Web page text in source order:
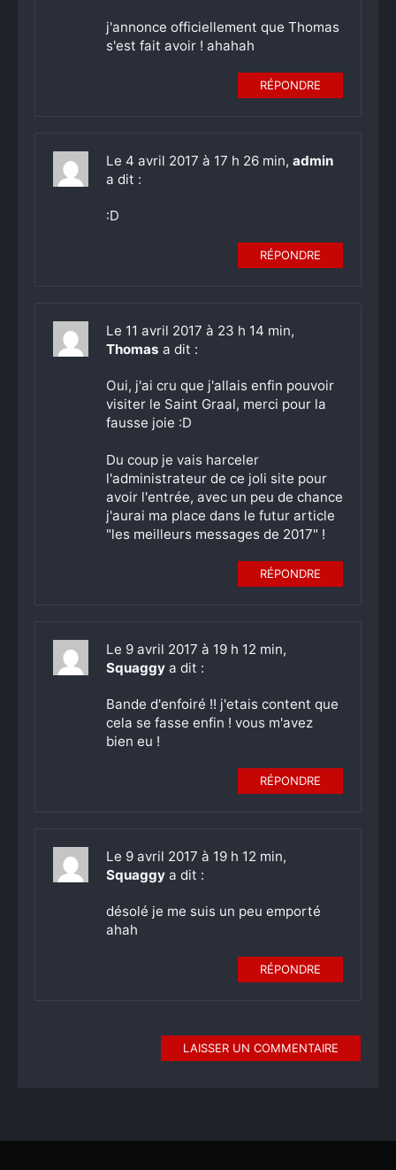
j'annonce officiellement que Thomas
s'est fait avoir ! ahahah
RÉPONDRE
Le 4 avril 2017 à 17 h 26 min, admin
a dit :
:D
RÉPONDRE
Le 11 avril 2017 à 23 h 14 min,
Thomas a dit :
Oui, j'ai cru que j'allais enfin pouvoir
visiter le Saint Graal, merci pour la
fausse joie :D
Du coup je vais harceler
l'administrateur de ce joli site pour
avoir l'entrée, avec un peu de chance
j'aurai ma place dans le futur article
"les meilleurs messages de 2017" !
RÉPONDRE
Le 9 avril 2017 à 19 h 12 min,
Squaggy a dit :
Bande d'enfoiré !! j'etais content que
cela se fasse enfin ! vous m'avez
bien eu !
RÉPONDRE
Le 9 avril 2017 à 19 h 12 min,
Squaggy a dit :
désolé je me suis un peu emporté
ahah
RÉPONDRE
LAISSER UN COMMENTAIRE